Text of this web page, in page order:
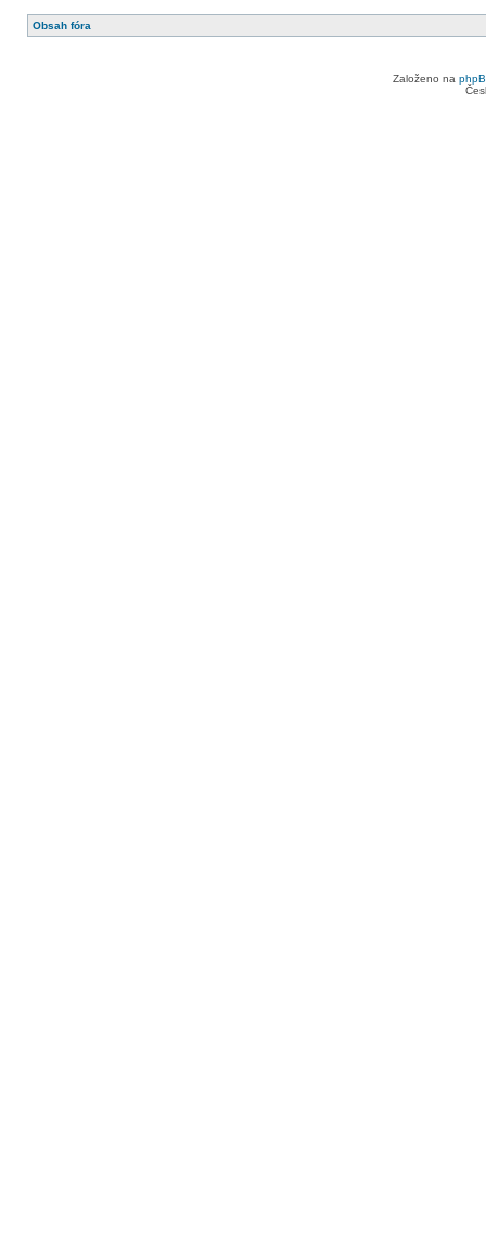
Obsah fóra
Založeno na